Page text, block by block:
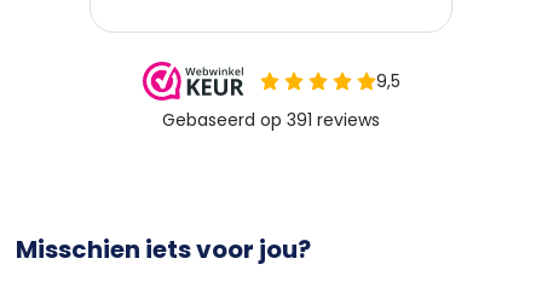
Misschien iets voor jou?